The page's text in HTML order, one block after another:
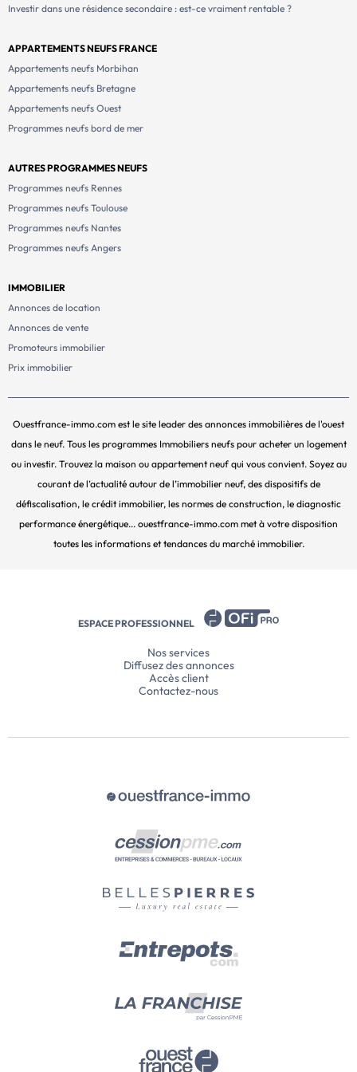
(selon logement) Performance énergétique : ✔
NF Habitat ✔ Confort thermique et économies
d’énergie Aides : ✔ Éligible au dispositif Jeanbrun -
Statut bailleur social ✔ Éligible au Prêt à Taux Zéro
(PTZ) ✔ Frais de notaires réduits Résidence principale,
opportunité rare au cœur du littoral […] Voir le
Investir dans une résidence secondaire : est-ce vraiment rentable ?
APPARTEMENTS NEUFS FRANCE
Appartements neufs Morbihan
Appartements neufs Bretagne
Appartements neufs Ouest
Programmes neufs bord de mer
AUTRES PROGRAMMES NEUFS
Programmes neufs Rennes
Programmes neufs Toulouse
Programmes neufs Nantes
Programmes neufs Angers
IMMOBILIER
Annonces de location
Annonces de vente
Promoteurs immobilier
Prix immobilier
Ouestfrance-immo.com est le site leader des annonces immobilières de l'ouest
dans le neuf. Tous les programmes Immobiliers neufs pour acheter un logement
ou investir. Trouvez la maison ou appartement neuf qui vous convient. Soyez au
courant de l’actualité autour de l’immobilier neuf, des dispositifs de
défiscalisation, le crédit immobilier, les normes de construction, le diagnostic
performance énergétique... ouestfrance-immo.com met à votre disposition
toutes les informations et tendances du marché immobilier.
ESPACE PROFESSIONNEL
Nos services
Diffusez des annonces
Accès client
Contactez-nous